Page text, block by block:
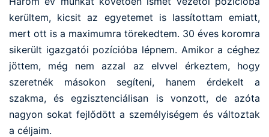
kerültem, kicsit az egyetemet is lassítottam emiatt,
mert ott is a maximumra törekedtem. 30 éves koromra
sikerült igazgatói pozícióba lépnem. Amikor a céghez
jöttem, még nem azzal az elvvel érkeztem, hogy
szeretnék másokon segíteni, hanem érdekelt a
szakma, és egzisztenciálisan is vonzott, de azóta
nagyon sokat fejlődött a személyiségem és változtak
a céljaim.